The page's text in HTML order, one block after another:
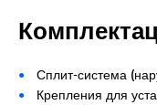
Сплит-система
Крепления для